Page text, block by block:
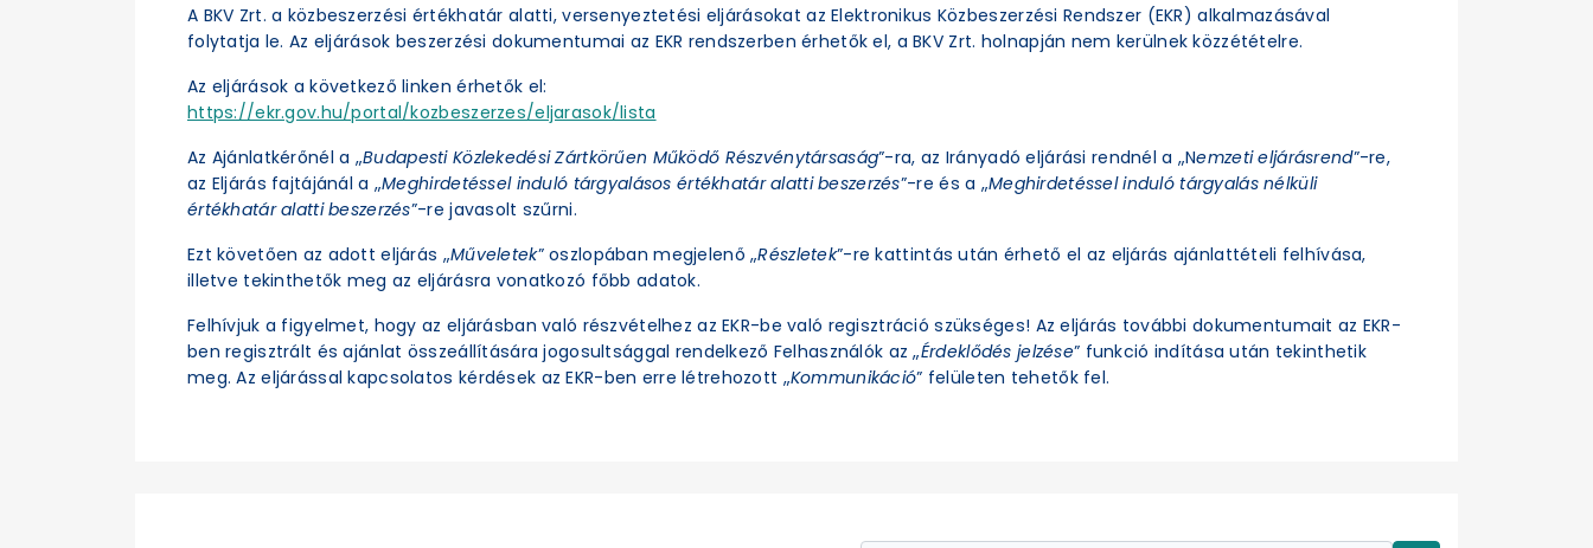
A BKV Zrt. a közbeszerzési értékhatár alatti, versenyeztetési eljárásokat az Elektronikus Közbeszerzési Rendszer (EKR) alkalmazásával
folytatja le. Az eljárások beszerzési dokumentumai az EKR rendszerben érhetők el, a BKV Zrt. holnapján nem kerülnek közzétételre.
Az eljárások a következő linken érhetők el:
https://ekr.gov.hu/portal/kozbeszerzes/eljarasok/lista
Az Ajánlatkérőnél a „Budapesti Közlekedési Zártkörűen Működő Részvénytársaság”-ra, az Irányadó eljárási rendnél a „Nemzeti eljárásrend”-re,
az Eljárás fajtájánál a „Meghirdetéssel induló tárgyalásos értékhatár alatti beszerzés”-re és a „Meghirdetéssel induló tárgyalás nélküli
értékhatár alatti beszerzés”-re javasolt szűrni.
Ezt követően az adott eljárás „Műveletek” oszlopában megjelenő „Részletek”-re kattintás után érhető el az eljárás ajánlattételi felhívása,
illetve tekinthetők meg az eljárásra vonatkozó főbb adatok.
Felhívjuk a figyelmet, hogy az eljárásban való részvételhez az EKR-be való regisztráció szükséges! Az eljárás további dokumentumait az EKR-
ben regisztrált és ajánlat összeállítására jogosultsággal rendelkező Felhasználók az „Érdeklődés jelzése” funkció indítása után tekinthetik
meg. Az eljárással kapcsolatos kérdések az EKR-ben erre létrehozott „Kommunikáció” felületen tehetők fel.